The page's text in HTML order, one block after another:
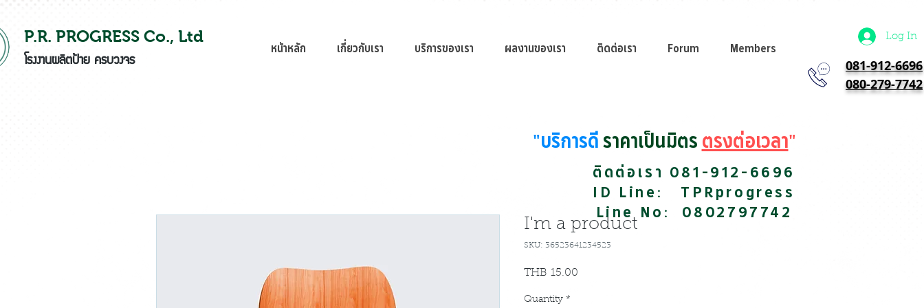
P.R. PROGRESS Co., Ltd
โรงงานผลิตป้าย ครบวงจร
หน้าหลัก เกี่ยวกับเรา บริการของเรา ผลงานของเรา ติดต่อเรา Forum
Members
081-912-6696
080-279-7742
Log In
I'm a product
SKU: 36523641234523
THB 15.00
Quantity *
ติดต่อเรา 081-912-6696
ID Line: TPRprogress
Line No: 0802797742
"บริการดีราคาเป็นมิตรตรงต่อเวลา"